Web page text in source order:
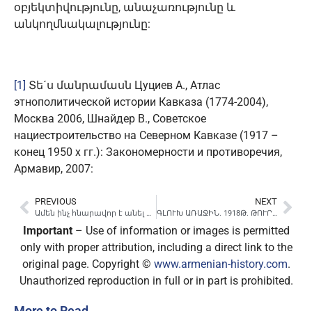
օբյեկտիվությունը, անաչառությունը և
անկողմնակալությունը:
[1] Տե´ս մանրամասն Цуциев А., Атлас
этнополитической истории Кавказа (1774-2004),
Москва 2006, Шнайдер В., Советское
нациестроительство на Северном Кавказе (1917 –
конец 1950 х гг.): Закономерности и противоречия,
Армавир, 2007:
PREVIOUS
Ամեն ինչ հնարավոր է անել միայն թե կամքի ուժ լինի և ժողովրդի ձայնը լսելու համարձակություն
NEXT
ԳԼՈՒԽ ԱՌԱՋԻՆ. 1918Թ. ԹՈՒՐՔԱԿԱՆ ԱՐՇԱՎԱՆՔԸ ԵՎ ՀԱՅԵՐԻ ԳԱՂԹԸ ՀՅՈՒՍԻՍԱՅԻՆ ԿՈՎԿԱՍ
Important– Use of information or images is permitted
only with proper attribution, including a direct link to the
original page. Copyright © www.armenian-history.com.
Unauthorized reproduction in full or in part is prohibited.